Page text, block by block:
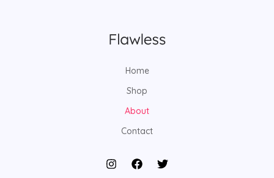
Home
Shop
About
Contact